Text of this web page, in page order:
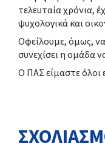
τελευταία χρόνια,
ψυχολογικά και
Οφείλουμε, όμως, να
συνεχίσει η ομάδα
Ο ΠΑΣ είμαστε όλοι